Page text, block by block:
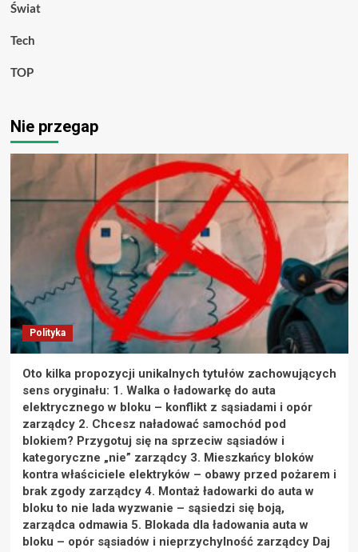
Świat
Tech
TOP
Nie przegap
Polityka
Oto kilka propozycji unikalnych tytułów zachowujących
sens oryginału: 1. Walka o ładowarkę do auta
elektrycznego w bloku – konflikt z sąsiadami i opór
zarządcy 2. Chcesz naładować samochód pod
blokiem? Przygotuj się na sprzeciw sąsiadów i
kategoryczne „nie” zarządcy 3. Mieszkańcy bloków
kontra właściciele elektryków – obawy przed pożarem i
brak zgody zarządcy 4. Montaż ładowarki do auta w
bloku to nie lada wyzwanie – sąsiedzi się boją,
zarządca odmawia 5. Blokada dla ładowania auta w
bloku – opór sąsiadów i nieprzychylność zarządcy Daj